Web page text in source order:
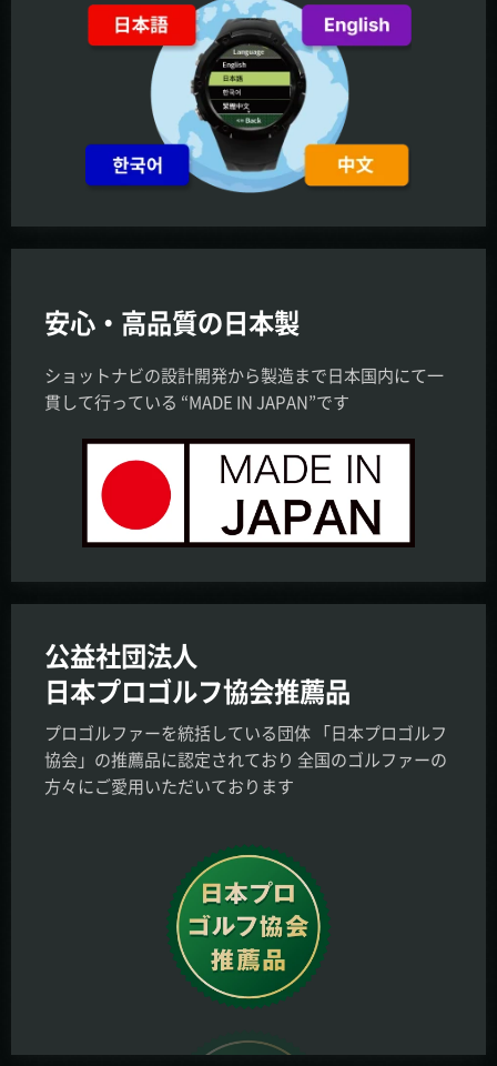
安心・高品質の日本製
ショットナビの設計開発から製造まで日本国内にて一
貫して行っている “MADE IN JAPAN”です
公益社団法人
日本プロゴルフ協会推薦品
プロゴルファーを統括している団体 「日本プロゴルフ
協会」の推薦品に認定されており 全国のゴルファーの
方々にご愛用いただいております